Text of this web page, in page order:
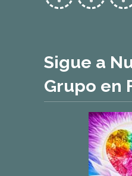
Sigue a
Grupo en